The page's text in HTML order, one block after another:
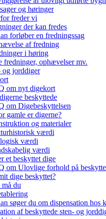
og høringer
freder vi
der kan fredes
forløber en fredningssag
af fredning
i høring
fredninger, ophævelser mv.
og jorddiger
om nyt digekort
beskyttede
om Digebeskyttelsen
gamle er digerne?
og materialer
værdi
værdi
værdi
et beskyttet dige
om Ulovlige forhold på
dige beskyttet?
du
søger du om dispensation hos
af beskyttede sten- og